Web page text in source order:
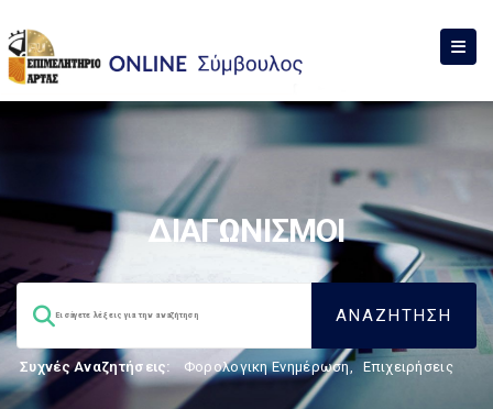
ΔΙΑΓΩΝΙΣΜΟΙ
Συχνές Αναζητήσεις: Φορολογικη Ενημέρωση, Επιχειρήσεις